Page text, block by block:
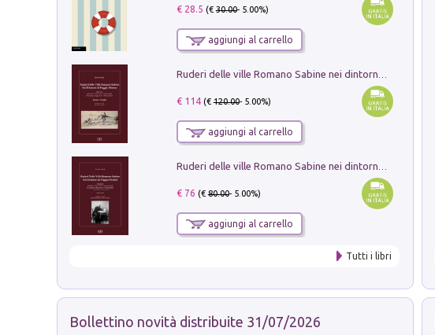
€ 28.5 (€30.00- 5.00%)
aggiungi al carrello
€ 114(€120.00- 5.00%)
aggiungi al carrello
€ 76 (€80.00- 5.00%)
aggiungi al carrello
Tutti i libri
Bollettino novità distribuite 31/07/2026